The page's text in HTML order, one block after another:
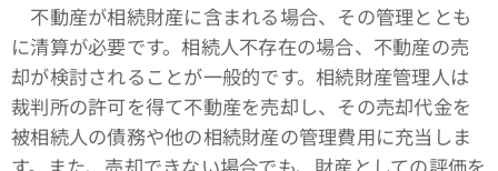
不動産が相続財産に含まれる場合、その管理ととも
に清算が必要です。相続人不存在の場合、不動産の売
却が検討されることが一般的です。相続財産管理人は
裁判所の許可を得て不動産を売却し、その売却代金を
被相続人の債務や他の相続財産の管理費用に充当しま